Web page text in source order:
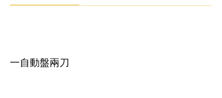
一自動盤兩刀